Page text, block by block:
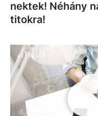
nektek! Néhány
titokra!